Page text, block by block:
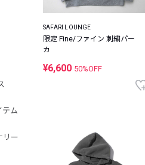
テム
リー
SAFARI LOUNGE
限定 Fine/ファイン 刺繍パー
カ
¥6,600 50%OFF